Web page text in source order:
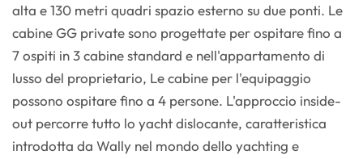
alta e 130 metri quadri spazio esterno su due ponti. Le
cabine GG private sono progettate per ospitare fino a
7 ospiti in 3 cabine standard e nell'appartamento di
lusso del proprietario, Le cabine per l'equipaggio
possono ospitare fino a 4 persone. L'approccio inside-
out percorre tutto lo yacht dislocante, caratteristica
introdotta da Wally nel mondo dello yachting e